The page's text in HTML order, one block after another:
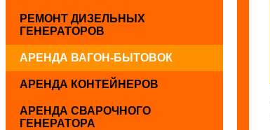
РЕМОНТ ДИЗЕЛЬНЫХ
ГЕНЕРАТОРОВ
АРЕНДА ВАГОН-БЫТОВОК
АРЕНДА КОНТЕЙНЕРОВ
АРЕНДА СВАРОЧНОГО
ГЕНЕРАТОРА